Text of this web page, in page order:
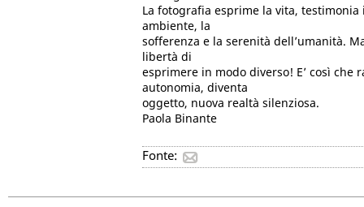
La fotografia esprime la vita,
ambiente, la
sofferenza e la serenità dell’umanità.
libertà di
esprimere in modo diverso! E’ così che
autonomia, diventa
oggetto, nuova realtà silenziosa.
Paola Binante
Fonte: